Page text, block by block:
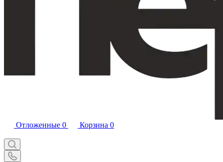
Отложенные 0 Корзина 0